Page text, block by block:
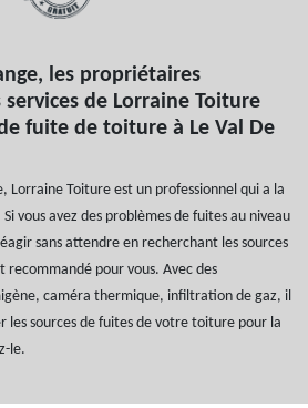
les propriétaires
de Lorraine Toiture
fuite de toiture à Le Val De
Lorraine Toiture est un professionnel qui a la
vous avez des problèmes de fuites au niveau
sans attendre en recherchant les sources
pour vous. Avec des
caméra thermique, infiltration de gaz, il
les sources de fuites de votre toiture pour la
le.